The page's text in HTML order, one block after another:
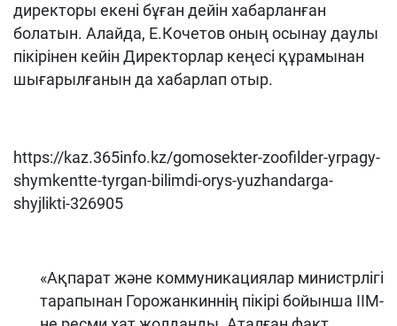
директоры екені бұған дейін хабарланған
болатын. Алайда, Е.Кочетов оның осынау даулы
пікірінен кейін Директорлар кеңесі құрамынан
шығарылғанын да хабарлап отыр.
https://kaz.365info.kz/gomosekter-zoofilder-yrpagy-
shymkentte-tyrgan-bilimdi-orys-yuzhandarga-
shyjlikti-326905
«Ақпарат және коммуникациялар министрлігі
тарапынан Горожанкиннің пікірі бойынша ІІМ-